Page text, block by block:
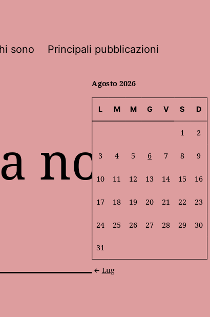
sono Principali pubblicazioni
non
Agosto 2026
L M M G V S D
1 2
3 4 5 6 7 8 9
10 11 12 13 14 15 16
17 18 19 20 21 22 23
24 25 26 27 28 29 30
31
Lug